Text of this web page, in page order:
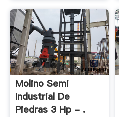
Molino Semi
Industrial De
Piedras 3 Hp - .